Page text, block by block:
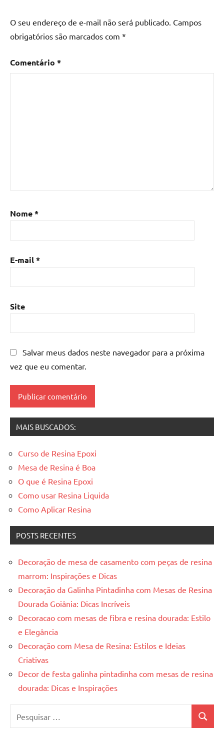
madeira,
Mesa
madeira
com
de
com
madeira
mesa
epoxi
mesa
de
mesas
resinadas
O seu endereço de e-mail não será publicado. Campos
obrigatórios são marcados com *
Comentário *
Nome*
E-mail*
Site
Salvar meus dados neste navegador para a próxima
vez que eu comentar.
MAIS BUSCADOS:
Curso de Resina Epoxi
Mesa de Resina é Boa
O que é Resina Epoxi
Como usar Resina Liquida
Como Aplicar Resina
POSTS RECENTES
Decoração de mesa de casamento com peças de resina
marrom: Inspirações e Dicas
Decoração da Galinha Pintadinha com Mesas de Resina
Dourada Goiânia: Dicas Incríveis
Decoracao com mesas de fibra e resina dourada: Estilo
e Elegância
Decoração com Mesa de Resina: Estilos e Ideias
Criativas
Decor de festa galinha pintadinha com mesas de resina
dourada: Dicas e Inspirações
por: